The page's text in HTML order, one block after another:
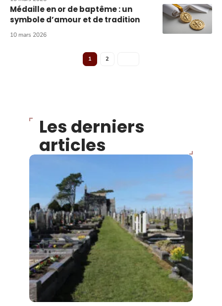
Médaille en or de baptême : un
symbole d’amour et de tradition
10 mars 2026
1 2
Les derniers
articles